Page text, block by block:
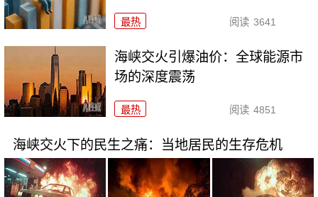
最热 阅读 3641
海峡交火引爆油价：全球能源市
场的深度震荡
最热 阅读 4851
海峡交火下的民生之痛：当地居民的生存危机